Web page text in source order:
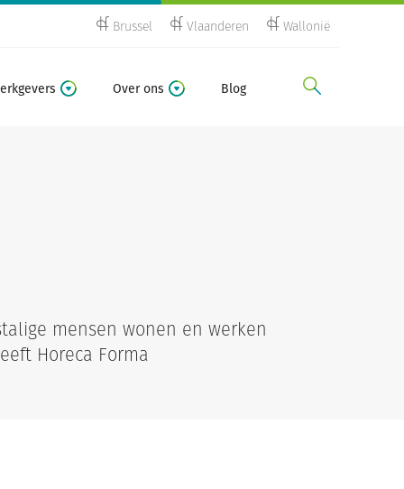
Brussel Vlaanderen Wallonië
Over ons Blog
mensen wonen en werken
Horeca Forma